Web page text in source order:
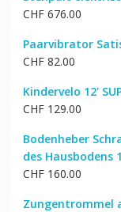
CHF676.00
Paarvibrator
CHF82.00
Kindervelo 12'
CHF129.00
Bodenheber
des Hausbodens
CHF160.00
Zungentrommel